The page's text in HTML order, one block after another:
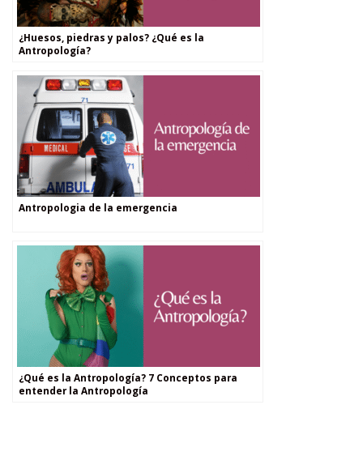
¿Huesos, piedras y palos? ¿Qué es la
Antropología?
Antropologia de la emergencia
¿Qué es la Antropología? 7 Conceptos para
entender la Antropología